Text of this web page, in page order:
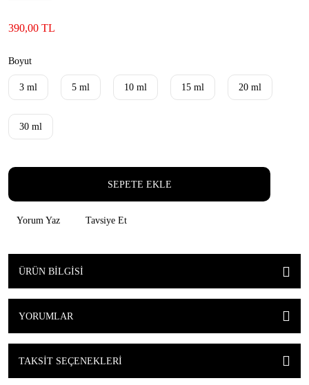
390,00 TL
Boyut
3 ml 5 ml 10 ml 15 ml 20 ml
30 ml
SEPETE EKLE
Yorum Yaz Tavsiye Et
ÜRÜN BILGISI
YORUMLAR
TAKSIT SEÇENEKLERI